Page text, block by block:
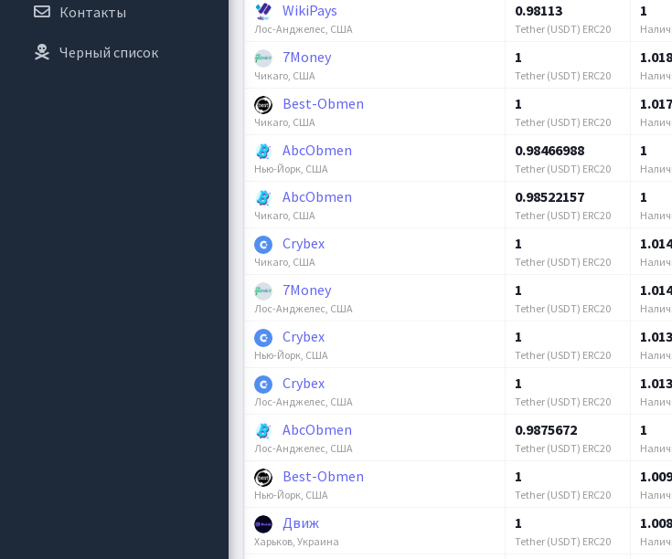
Контакты
Черный список
WikiPays
Лос-Анджелес, США
0.98113
Tether (USDT) ERC20
1
7Money
Чикаго, США
1
Tether (USDT) ERC20
1.018
Best-Obmen
Чикаго, США
1
Tether (USDT) ERC20
AbcObmen
Нью-Йорк, США
0.98466988
Tether (USDT) ERC20
1
AbcObmen
Чикаго, США
0.98522157
Tether (USDT) ERC20
1
Crybex
Чикаго, США
1
Tether (USDT) ERC20
7Money
Лос-Анджелес, США
1
Tether (USDT) ERC20
1.014
Crybex
Нью-Йорк, США
1
Tether (USDT) ERC20
Crybex
Лос-Анджелес, США
1
Tether (USDT) ERC20
AbcObmen
Лос-Анджелес, США
0.9875672
Tether (USDT) ERC20
1
Best-Obmen
Нью-Йорк, США
1
Tether (USDT) ERC20
Движ
Харьков, Украина
1
Tether (USDT) ERC20